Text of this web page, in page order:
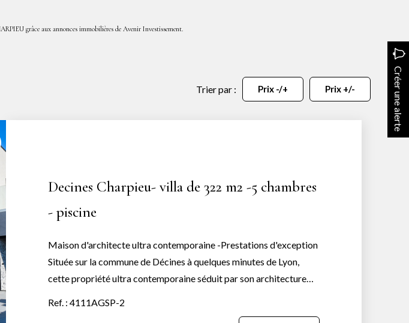
grâce aux annonces immobilières de Avenir Investissement.
Créer une alerte
Trier par : Prix -/+ Prix +/-
Decines Charpieu- villa de 322 m2 -5 chambres
- piscine
Maison d'architecte ultra contemporaine -Prestations d'exception
Située sur la commune de Décines à quelques minutes de Lyon,
cette propriété ultra contemporaine séduit par son architecture
Ref. : 4111AGSP-2